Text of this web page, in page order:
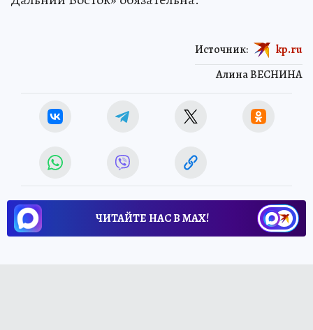
Алина ВЕСНИНА
Источник: kp.ru
ЧИТАЙТЕ НАС В МАХ!